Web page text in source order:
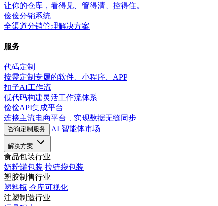
让你的仓库，看得见、管得清、控得住。
俭俭分销系统
全渠道分销管理解决方案
服务
代码定制
按需定制专属的软件、小程序、APP
扣子AI工作流
低代码构建灵活工作流体系
俭俭API集成平台
连接主流电商平台，实现数据无缝同步
咨询定制服务 AI 智能体市场
解决方案
食品包装行业
奶粉罐包装 拉链袋包装
塑胶制售行业
塑料瓶 仓库可视化
注塑制造行业